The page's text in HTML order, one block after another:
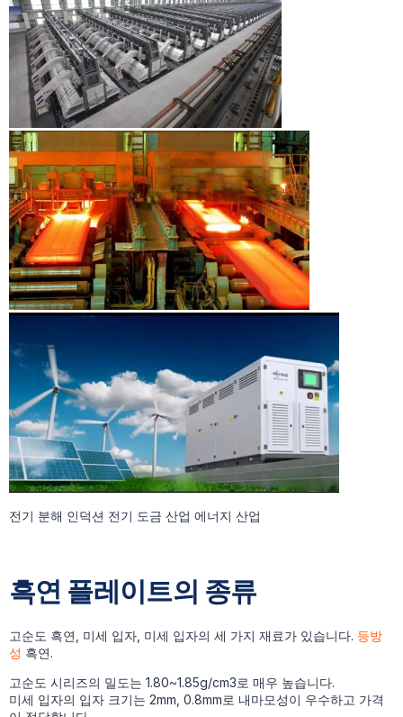
전기 분해 인덕션 전기 도금 산업 에너지 산업
흑연 플레이트의 종류
고순도 흑연, 미세 입자, 미세 입자의 세 가지 재료가 있습니다. 등방
성 흑연.
고순도 시리즈의 밀도는 1.80~1.85g/cm3로 매우 높습니다.
미세 입자의 입자 크기는 2mm, 0.8mm로 내마모성이 우수하고 가격